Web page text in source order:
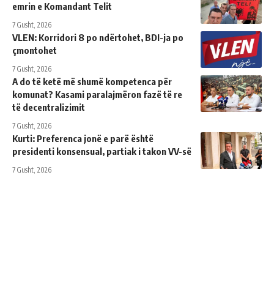
emrin e Komandant Telit
7 Gusht, 2026
VLEN: Korridori 8 po ndërtohet, BDI-ja po
çmontohet
7 Gusht, 2026
A do të ketë më shumë kompetenca për
komunat? Kasami paralajmëron fazë të re
të decentralizimit
7 Gusht, 2026
Kurti: Preferenca jonë e parë është
presidenti konsensual, partiak i takon VV-së
7 Gusht, 2026